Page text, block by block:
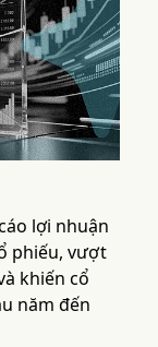
lợi nhuận
phiếu, vượt
khiến cổ
năm đến